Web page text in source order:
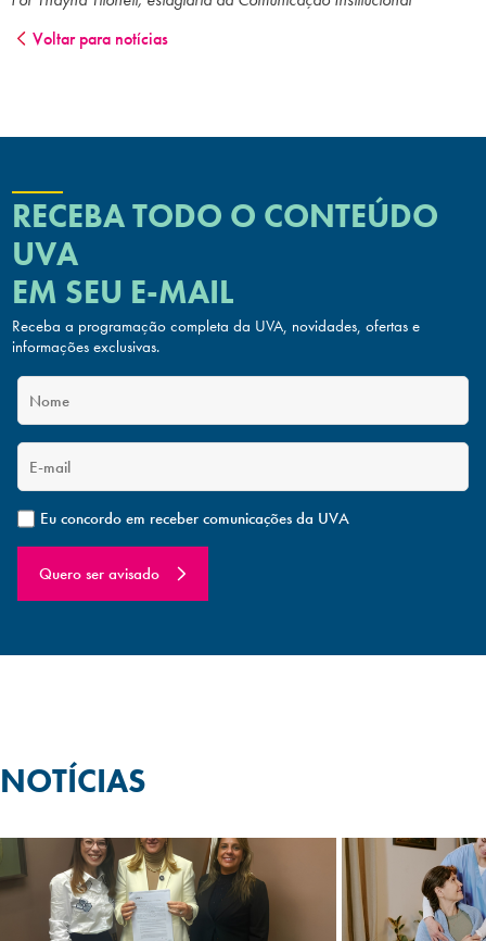
Voltar para notícias
RECEBA TODO O CONTEÚDO
UVA
EM SEU E-MAIL
Receba a programação completa da UVA, novidades, ofertas e
informações exclusivas.
Eu concordo em receber comunicações da UVA
Quero ser avisado
NOTÍCIAS